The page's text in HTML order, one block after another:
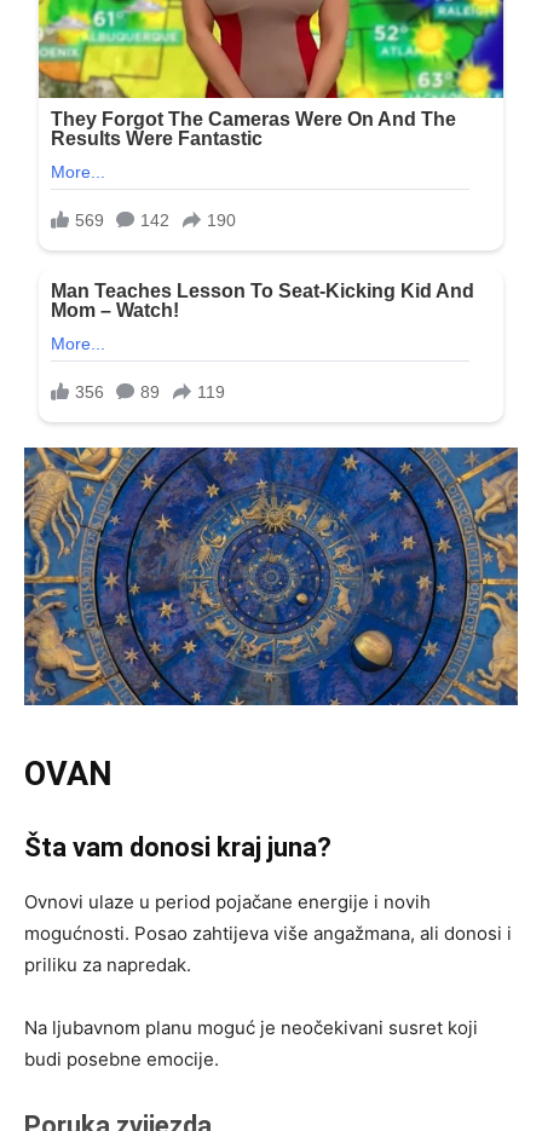
OVAN
Šta vam donosi kraj juna?
Ovnovi ulaze u period pojačane energije i novih
mogućnosti. Posao zahtijeva više angažmana, ali donosi i
priliku za napredak.
Na ljubavnom planu moguć je neočekivani susret koji
budi posebne emocije.